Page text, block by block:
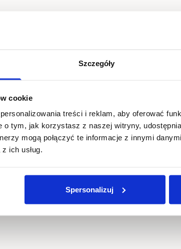
Szczegóły
cookie
treści i reklam, aby oferować
o tym, jak korzystasz z naszej witryny,
mogą połączyć te informacje z innymi
ich usług.
Spersonalizuj